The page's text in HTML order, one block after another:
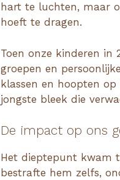
hart te luchten, maar
hoeft te dragen.
Toen onze kinderen in
groepen en
klassen en hoopten
jongste bleek die
De impact op ons
Het dieptepunt kwam
bestrafte hem zelfs,